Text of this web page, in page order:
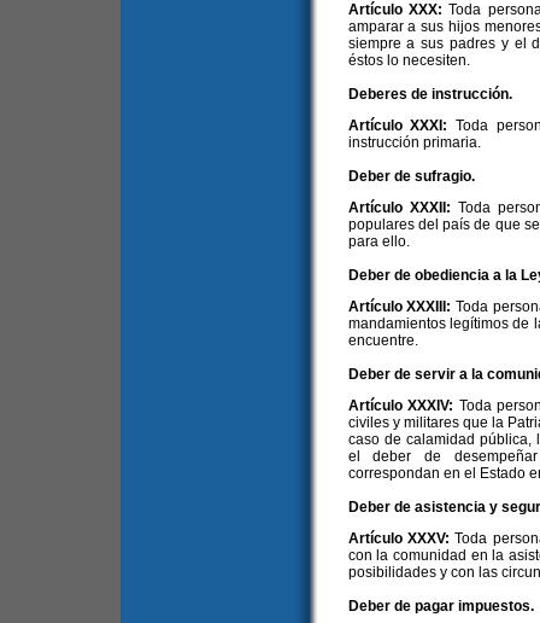
Artículo XXX:Toda
amparar a sus hijos
siempre a sus padres y el
éstos lo necesiten.
Deberes de instrucción.
Artículo XXXI: Toda
instrucción primaria.
Deber de sufragio.
Artículo XXXII: Toda
populares del país de que
para ello.
Deber de obediencia a la
Artículo XXXIII:Toda
mandamientos legítimos de
encuentre.
Deber de servir a la
Artículo XXXIV: Toda
civiles y militares que la
caso de calamidad pública,
el deber de
correspondan en el Estado
Deber de asistencia y
Artículo XXXV:Toda
con la comunidad en la
posibilidades y con las
Deber de pagar impuestos.